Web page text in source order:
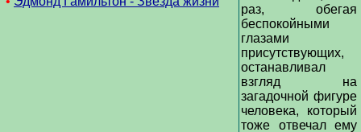
раз, обегая
беспокойными
глазами
присутствующих,
останавливал
взгляд на
загадочной фигуре
человека, который
тоже отвечал ему